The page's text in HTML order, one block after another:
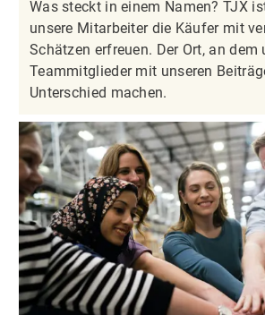
Was steckt in einem Namen? TJX
unsere Mitarbeiter die Käufer mit
Schätzen erfreuen. Der Ort, an dem
Teammitglieder mit unseren
Unterschied machen.